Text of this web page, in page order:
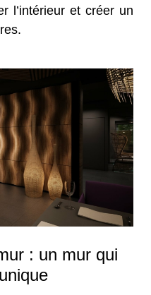
l’intérieur et créer un
: un mur qui